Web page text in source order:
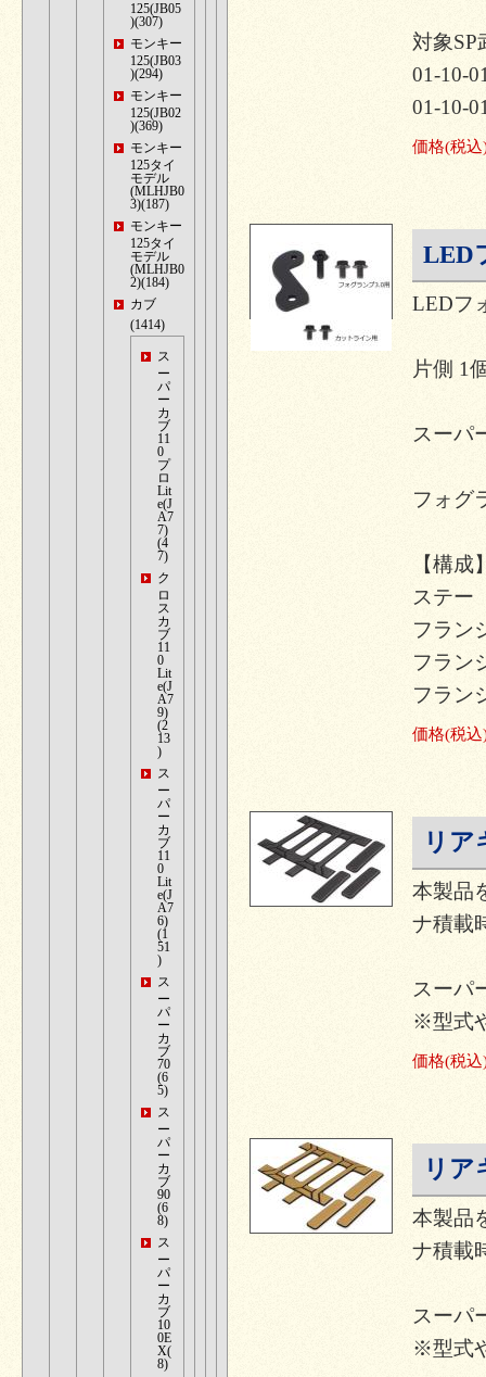
125(JB05
)(307)
モンキー
125(JB03
)(294)
モンキー
125(JB02
)(369)
モンキー
125タイ
モデル
(MLHJB0
3)(187)
モンキー
125タイ
モデル
(MLHJB0
2)(184)
カブ
(1414)
ス
ー
パ
ー
カ
ブ
11
0
プ
ロ
Lit
e(J
A7
7)
(4
7)
ク
ロ
ス
カ
ブ
11
0
Lit
e(J
A7
9)
(2
13
)
ス
ー
パ
ー
カ
ブ
11
0
Lit
e(J
A7
6)
(1
51
)
ス
ー
パ
ー
カ
ブ
70
(6
5)
ス
ー
パ
ー
カ
ブ
90
(6
8)
ス
ー
パ
ー
カ
ブ
10
0E
X(
8)
対象
01-10-
01-10-
価格(税込
LED
LEDフ
片側 1
スーパ
フォグ
【構成
ステ
フラン
フラン
フラン
価格(税込
リア
本製品
ナ積載
スーパ
※型式
価格(税込
リア
本製品
ナ積載
スーパ
※型式